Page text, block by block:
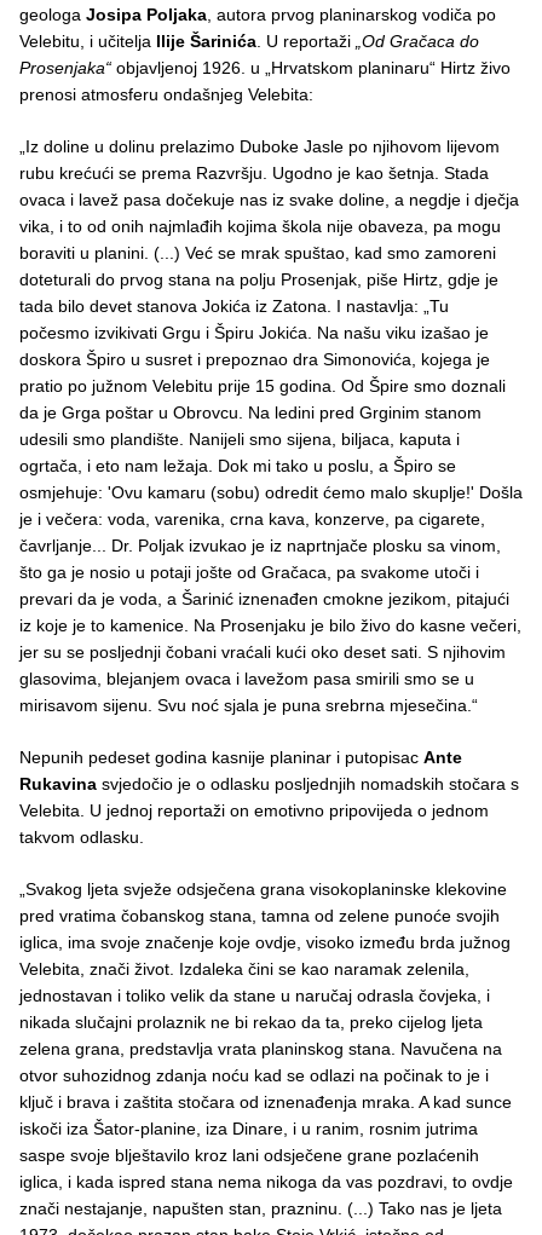
geologa Josipa Poljaka , autora prvog planinarskog vodiča po
Velebitu, i učitelja Ilije Šarinića . U reportaži „Od Gračaca do
Prosenjaka“ objavljenoj 1926. u „Hrvatskom planinaru“ Hirtz živo
prenosi atmosferu ondašnjeg Velebita:
„Iz doline u dolinu prelazimo Duboke Jasle po njihovom lijevom
rubu krećući se prema Razvršju. Ugodno je kao šetnja. Stada
ovaca i lavež pasa dočekuje nas iz svake doline, a negdje i dječja
vika, i to od onih najmlađih kojima škola nije obaveza, pa mogu
boraviti u planini. (...) Već se mrak spuštao, kad smo zamoreni
doteturali do prvog stana na polju Prosenjak, piše Hirtz, gdje je
tada bilo devet stanova Jokića iz Zatona. I nastavlja: „Tu
počesmo izvikivati Grgu i Špiru Jokića. Na našu viku izašao je
doskora Špiro u susret i prepoznao dra Simonovića, kojega je
pratio po južnom Velebitu prije 15 godina. Od Špire smo doznali
da je Grga poštar u Obrovcu. Na ledini pred Grginim stanom
udesili smo plandište. Nanijeli smo sijena, biljaca, kaputa i
ogrtača, i eto nam ležaja. Dok mi tako u poslu, a Špiro se
osmjehuje: 'Ovu kamaru (sobu) odredit ćemo malo skuplje!' Došla
je i večera: voda, varenika, crna kava, konzerve, pa cigarete,
čavrljanje... Dr. Poljak izvukao je iz naprtnjače plosku sa vinom,
što ga je nosio u potaji jošte od Gračaca, pa svakome utoči i
prevari da je voda, a Šarinić iznenađen cmokne jezikom, pitajući
iz koje je to kamenice. Na Prosenjaku je bilo živo do kasne večeri,
jer su se posljednji čobani vraćali kući oko deset sati. S njihovim
glasovima, blejanjem ovaca i lavežom pasa smirili smo se u
mirisavom sijenu. Svu noć sjala je puna srebrna mjesečina.“
Nepunih pedeset godina kasnije planinar i putopisac Ante
Rukavina svjedočio je o odlasku posljednjih nomadskih stočara s
Velebita. U jednoj reportaži on emotivno pripovijeda o jednom
takvom odlasku.
„Svakog ljeta svježe odsječena grana visokoplaninske klekovine
pred vratima čobanskog stana, tamna od zelene punoće svojih
iglica, ima svoje značenje koje ovdje, visoko između brda južnog
Velebita, znači život. Izdaleka čini se kao naramak zelenila,
jednostavan i toliko velik da stane u naručaj odrasla čovjeka, i
nikada slučajni prolaznik ne bi rekao da ta, preko cijelog ljeta
zelena grana, predstavlja vrata planinskog stana. Navučena na
otvor suhozidnog zdanja noću kad se odlazi na počinak to je i
ključ i brava i zaštita stočara od iznenađenja mraka. A kad sunce
iskoči iza Šator-planine, iza Dinare, i u ranim, rosnim jutrima
saspe svoje blještavilo kroz lani odsječene grane pozlaćenih
iglica, i kada ispred stana nema nikoga da vas pozdravi, to ovdje
znači nestajanje, napušten stan, prazninu. (...) Tako nas je ljeta